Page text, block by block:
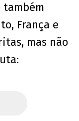
também
França e
mas não